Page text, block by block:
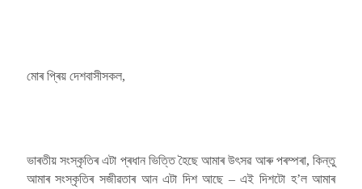
মোৰ প্ৰিয় দেশবাসীসকল,
ভাৰতীয় সংস্কৃতিৰ এটা প্ৰধান ভিত্তি হৈছে আমাৰ উৎসৱ আৰু পৰম্পৰা, কিন্তু
আমাৰ সংস্কৃতিৰ সজীৱতাৰ আন এটা দিশ আছে – এই দিশটো হ’ল আমাৰ